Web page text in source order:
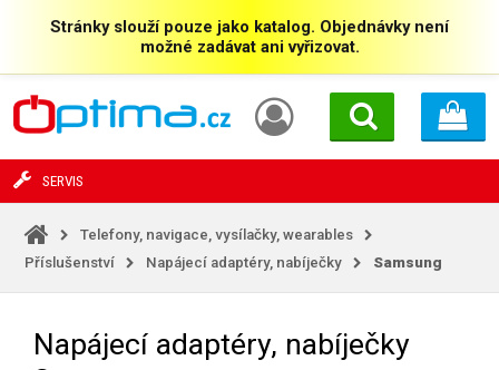
Stránky slouží pouze jako katalog. Objednávky není
možné zadávat ani vyřizovat.
SERVIS
Telefony, navigace, vysílačky, wearables
Příslušenství
Napájecí adaptéry, nabíječky Samsung
Napájecí adaptéry, nabíječky